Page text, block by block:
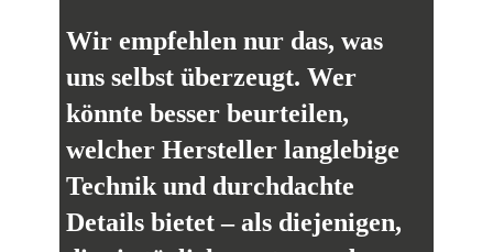
Wir empfehlen nur das, was
uns selbst überzeugt. Wer
könnte besser beurteilen,
welcher Hersteller langlebige
Technik und durchdachte
Details bietet – als diejenigen,